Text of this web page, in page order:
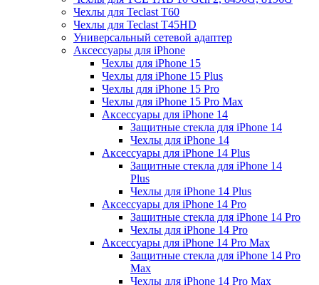
Чехлы для Teclast T60
Чехлы для Teclast T45HD
Универсальный сетевой адаптер
Аксессуары для iPhone
Чехлы для iPhone 15
Чехлы для iPhone 15 Plus
Чехлы для iPhone 15 Pro
Чехлы для iPhone 15 Pro Max
Аксессуары для iPhone 14
Защитные стекла для iPhone 14
Чехлы для iPhone 14
Аксессуары для iPhone 14 Plus
Защитные стекла для iPhone 14
Plus
Чехлы для iPhone 14 Plus
Аксессуары для iPhone 14 Pro
Защитные стекла для iPhone 14 Pro
Чехлы для iPhone 14 Pro
Аксессуары для iPhone 14 Pro Max
Защитные стекла для iPhone 14 Pro
Max
Чехлы для iPhone 14 Pro Max